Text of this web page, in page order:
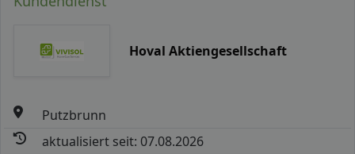
Hoval Aktiengesellschaft
Putzbrunn
aktualisiert seit: 07.08.2026